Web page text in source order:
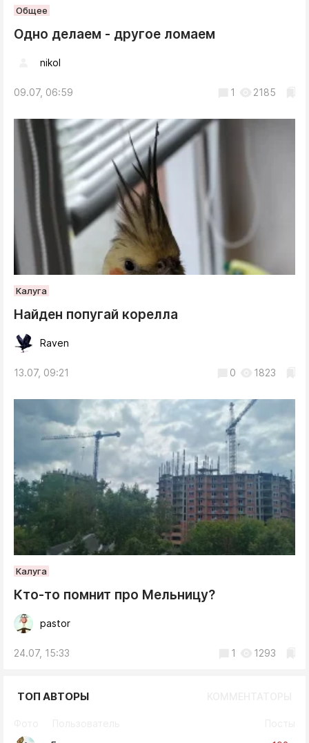
Общее
Одно делаем - другое ломаем
nikol
09.07, 06:59 1 2185
Калуга
Найден попугай корелла
Raven
13.07, 09:21 0 1823
Калуга
Кто-то помнит про Мельницу?
pastor
24.07, 15:33 1 1293
ТОП АВТОРЫ